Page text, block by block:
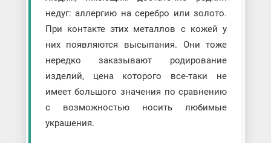
недуг: аллергию на серебро или золото.
При контакте этих металлов с кожей у
них появляются высыпания. Они тоже
нередко заказывают родирование
изделий, цена которого все-таки не
имеет большого значения по сравнению
с возможностью носить любимые
украшения.